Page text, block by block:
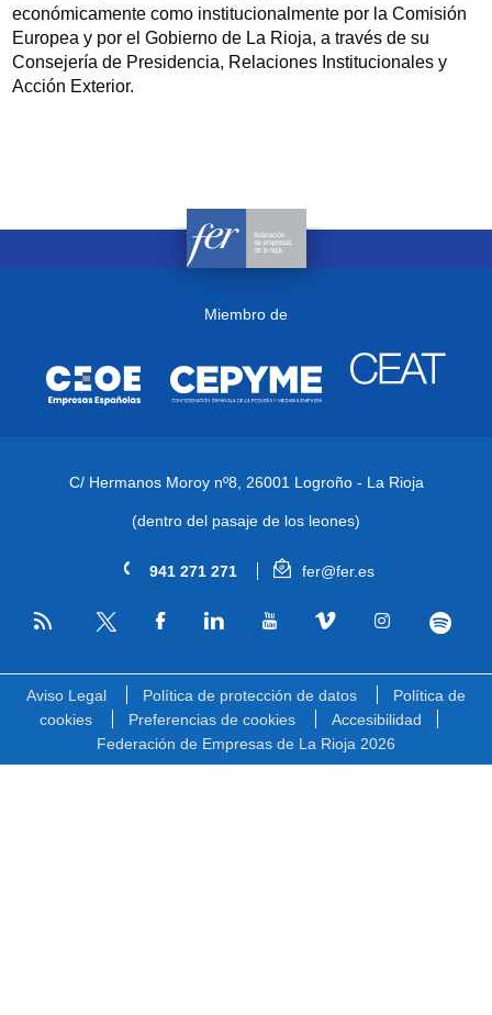
económicamente como institucionalmente por la Comisión
Europea y por el Gobierno de La Rioja, a través de su
Consejería de Presidencia, Relaciones Institucionales y
Acción Exterior.
Miembro de
C/ Hermanos Moroy nº8, 26001 Logroño - La Rioja
(dentro del pasaje de los leones)
941 271 271 fer@fer.es
RSS
Aviso Legal Política de protección de datos
Política de
cookies
Preferencias de cookies
Accesibilidad
Federación de Empresas de La Rioja 2026